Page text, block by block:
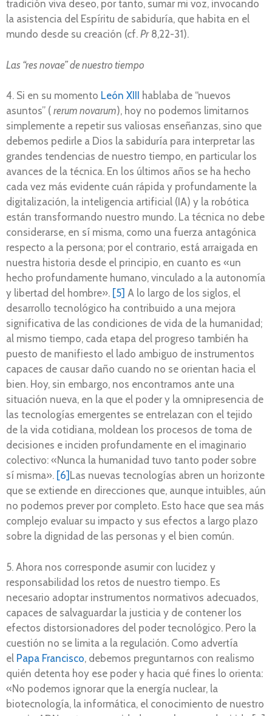
tradición viva deseo, por tanto, sumar mi voz, invocando
la asistencia del Espíritu de sabiduría, que habita en el
mundo desde su creación (cf. Pr8,22-31).
Las “res novae” de nuestro tiempo
4. Si en su momento León XIII
hablaba de “nuevos
asuntos” ( rerum novarum), hoy no podemos limitarnos
simplemente a repetir sus valiosas enseñanzas, sino que
debemos pedirle a Dios la sabiduría para interpretar las
grandes tendencias de nuestro tiempo, en particular los
avances de la técnica. En los últimos años se ha hecho
cada vez más evidente cuán rápida y profundamente la
digitalización, la inteligencia artificial (IA) y la robótica
están transformando nuestro mundo. La técnica no debe
considerarse, en sí misma, como una fuerza antagónica
respecto a la persona; por el contrario, está arraigada en
nuestra historia desde el principio, en cuanto es «un
hecho profundamente humano, vinculado a la autonomía
y libertad del hombre». [5] A lo largo de los siglos, el
desarrollo tecnológico ha contribuido a una mejora
significativa de las condiciones de vida de la humanidad;
al mismo tiempo, cada etapa del progreso también ha
puesto de manifiesto el lado ambiguo de instrumentos
capaces de causar daño cuando no se orientan hacia el
bien. Hoy, sin embargo, nos encontramos ante una
situación nueva, en la que el poder y la omnipresencia de
las tecnologías emergentes se entrelazan con el tejido
de la vida cotidiana, moldean los procesos de toma de
decisiones e inciden profundamente en el imaginario
colectivo: «Nunca la humanidad tuvo tanto poder sobre
sí misma». [6] Las nuevas tecnologías abren un horizonte
que se extiende en direcciones que, aunque intuibles, aún
no podemos prever por completo. Esto hace que sea más
complejo evaluar su impacto y sus efectos a largo plazo
sobre la dignidad de las personas y el bien común.
5. Ahora nos corresponde asumir con lucidez y
responsabilidad los retos de nuestro tiempo. Es
necesario adoptar instrumentos normativos adecuados,
capaces de salvaguardar la justicia y de contener los
efectos distorsionadores del poder tecnológico. Pero la
cuestión no se limita a la regulación. Como advertía
el Papa Francisco, debemos preguntarnos con realismo
quién detenta hoy ese poder y hacia qué fines lo orienta:
«No podemos ignorar que la energía nuclear, la
biotecnología, la informática, el conocimiento de nuestro